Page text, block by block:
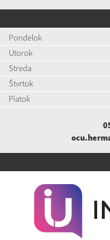
Pondelok
Utorok
Streda
Štvrtok
Piatok